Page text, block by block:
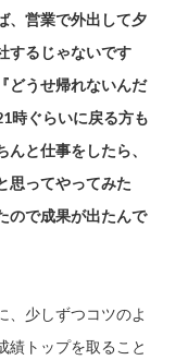
、営業で外出して夕
するじゃないです
どうせ帰れないんだ
時ぐらいに戻る方も
と仕事をしたら、
思ってやってみた
ので成果が出たんで
、少しずつコツのよ
績トップを取ること